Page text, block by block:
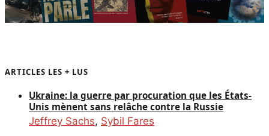
ARTICLES LES + LUS
Ukraine: la guerre par procuration que les États-
Unis mènent sans relâche contre la Russie
Jeffrey Sachs, Sybil Fares